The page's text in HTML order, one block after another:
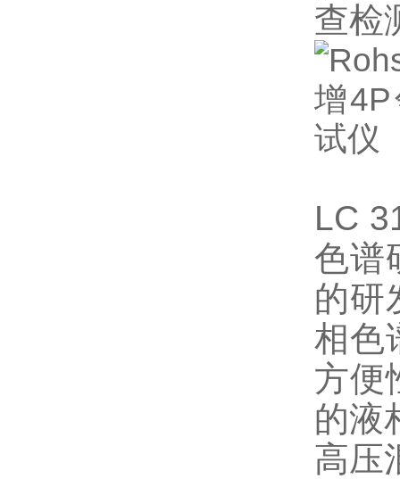
查检
LC
色谱
的研
相色
方便
的液
高压